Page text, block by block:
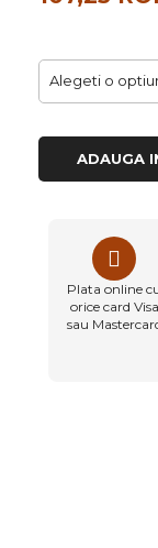
ADAUGA
Plata online
orice card Visa
sau